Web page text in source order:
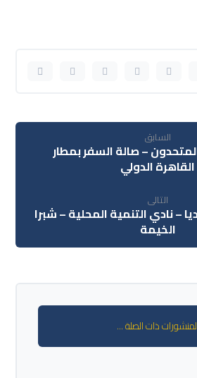
السابق
– صالة السفر بمطار
القاهرة الدولي
التالى
– نادي التنمية المحلية – شبرا
الخيمة
ذات الصلة ...